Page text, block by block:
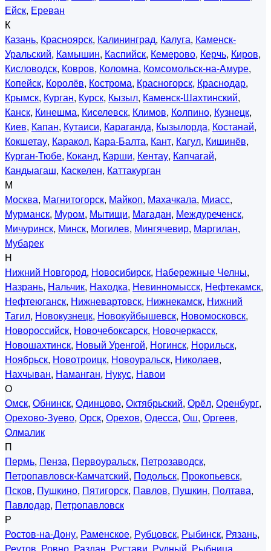
Ейск, Ереван
К
Казань, Красноярск, Калининград, Калуга, Каменск-
Уральский, Камышин, Каспийск, Кемерово, Керчь, Киров,
Кисловодск, Ковров, Коломна, Комсомольск-на-Амуре,
Копейск, Королёв, Кострома, Красногорск, Краснодар,
Крымск, Курган, Курск, Кызыл, Каменск-Шахтинский,
Канск, Кинешма, Киселевск, Климов, Колпино, Кузнецк,
Киев, Капан, Кутаиси, Караганда, Кызылорда, Костанай,
Кокшетау, Каракол, Кара-Балта, Кант, Кагул, Кишинёв,
Курган-Тюбе, Коканд, Карши, Кентау, Капчагай,
Кандыагаш, Каскелен, Каттакурган
М
Москва, Магнитогорск, Майкоп, Махачкала, Миасс,
Мурманск, Муром, Мытищи, Магадан, Междуреченск,
Мичуринск, Минск, Могилев, Мингячевир, Маргилан,
Мубарек
Н
Нижний Новгород, Новосибирск, Набережные Челны,
Назрань, Нальчик, Находка, Невинномысск, Нефтекамск,
Нефтеюганск, Нижневартовск, Нижнекамск, Нижний
Тагил, Новокузнецк, Новокуйбышевск, Новомосковск,
Новороссийск, Новочебоксарск, Новочеркасск,
Новошахтинск, Новый Уренгой, Ногинск, Норильск,
Ноябрьск, Новотроицк, Новоуральск, Николаев,
Нахчыван, Наманган, Нукус, Навои
О
Омск, Обнинск, Одинцово, Октябрьский, Орёл, Оренбург,
Орехово-Зуево, Орск, Орехов, Одесса, Ош, Оргеев,
Олмалик
П
Пермь, Пенза, Первоуральск, Петрозаводск,
Петропавловск-Камчатский, Подольск, Прокопьевск,
Псков, Пушкино, Пятигорск, Павлов, Пушкин, Полтава,
Павлодар, Петропавловск
Р
Ростов-на-Дону, Раменское, Рубцовск, Рыбинск, Рязань,